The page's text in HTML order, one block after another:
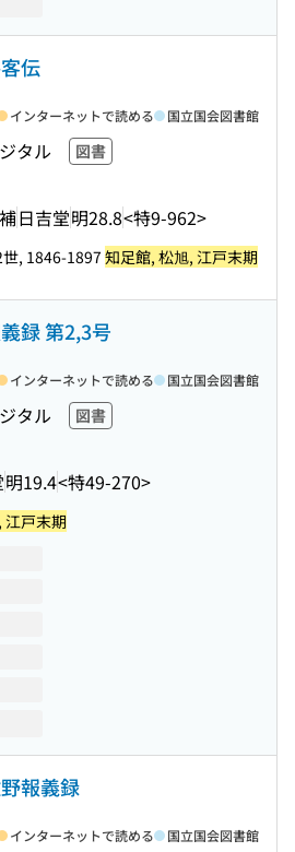
伝
タル
図書
日吉堂明28.8<特9-962>
インターネットで読める 国立国会図書館
, 1846-1897知足館, 松旭, 江戸末期
録 第2,3号
タル
図書
明19.4<特49-270>
インターネットで読める 国立国会図書館
江戸末期
報義録
インターネットで読める 国立国会図書館